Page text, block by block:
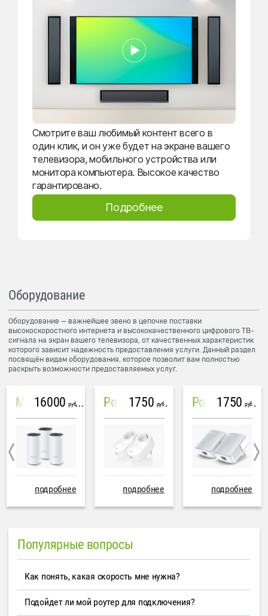
Смотрите ваш любимый контент всего в
один клик, и он уже будет на экране вашего
телевизора, мобильного устройства или
монитора компьютера. Высокое качество
гарантировано.
Подробнее
Оборудование
Оборудование — важнейшее звено в цепочке поставки
высокоскоростного интернета и высококачественного цифрового ТВ-
сигнала на экран вашего телевизора, от качественных характеристик
которого зависит надежность предоставления услуги. Данный раздел
посвящён видам оборудования, которое позволит вам полностью
раскрыть возможности предоставляемых услуг.
Mesh система TP-Link Deco M4 (3 устройства)
16000 руб
подробнее
PowerLine Tenda PH6
1750 руб
подробнее
PowerLine TP-Link AV600
1750 руб
подробнее
Популярные вопросы
Как понять, какая скорость мне нужна?
Подойдет ли мой роутер для подключения?